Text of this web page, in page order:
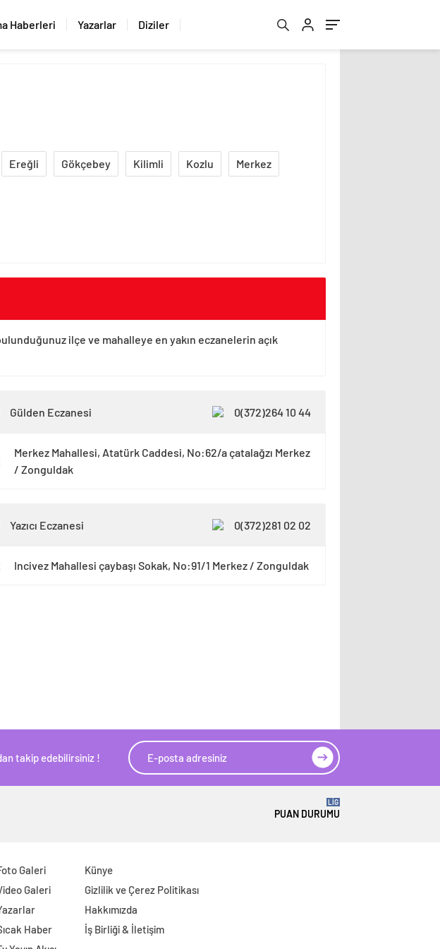
Haberleri Yazarlar Diziler
Ereğli Gökçebey Kilimli Kozlu Merkez
ilçe ve mahalleye en yakın eczanelerin açık
Gülden Eczanesi 0(372)264 10 44
Merkez Mahallesi, Atatürk Caddesi, No:62/a çatalağzı Merkez
/ Zonguldak
Yazıcı Eczanesi 0(372)281 02 02
Incivez Mahallesi çaybaşı Sokak, No:91/1 Merkez / Zonguldak
takip edebilirsiniz !
PUAN DURUMU
LİG
Galeri
Galeri
Haber
Künye
Gizlilik ve Çerez Politikası
Hakkımızda
İş Birliği & İletişim